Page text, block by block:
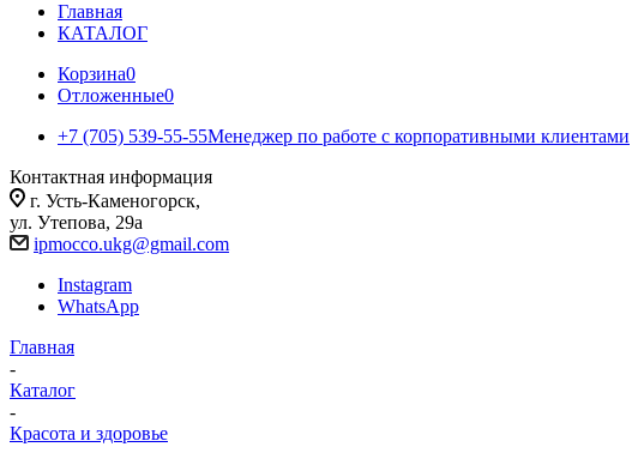
Главная
КАТАЛОГ
Корзина0
Отложенные0
+7 (705) 539-55-55Менеджер по работе с корпоративными клиентами
Контактная информация
г. Усть-Каменогорск,
ул. Утепова, 29а
ipmocco.ukg@gmail.com
Instagram
WhatsApp
Главная
-
Каталог
-
Красота и здоровье